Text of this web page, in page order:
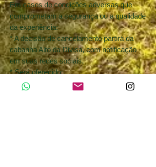
Em casos de condições adversas que
comprometam a segurança ou a qualidade
da experiência:
* A decisão de cancelamento partirá da
cabanha Alto da Divisa, com notificação
em suas redes sociais.
* Será oferecido:
➝ Reagendamento em até 60 dias